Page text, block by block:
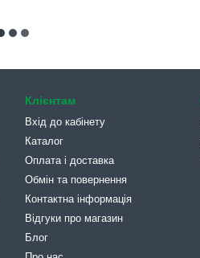
Клієнтам
Вхід до кабінету
Каталог
Оплата і доставка
Обмін та повернення
Контактна інформація
Відгуки про магазин
Блог